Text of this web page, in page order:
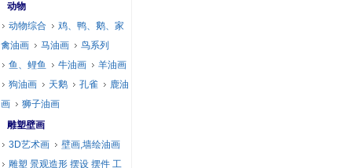
动物
动物综合
鸡、鸭、鹅、家
禽油画
马油画
鸟系列
鱼、鲤鱼
牛油画
羊油画
狗油画
天鹅 孔雀
鹿油
画
狮子油画
雕塑壁画
3D艺术画
壁画,墙绘油画
雕塑 景观造形 摆设 摆件 工